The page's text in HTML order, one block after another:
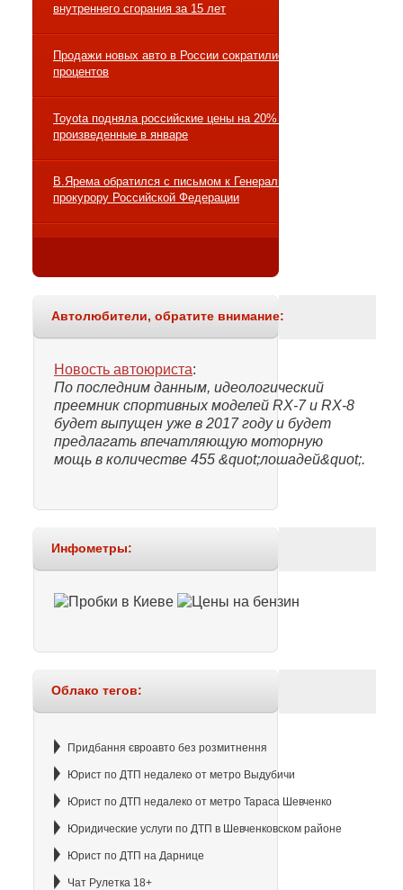
внутреннего сгорания за 15 лет
Продажи новых авто в России сократились на 10
процентов
Toyota подняла российские цены на 20% на авто,
произведенные в январе
В.Ярема обратился с письмом к Генеральному
прокурору Российской Федерации
Автолюбители, обратите внимание:
Новость автоюриста:
По последним данным, идеологический
преемник спортивных моделей RX-7 и RX-8
будет выпущен уже в 2017 году и будет
предлагать впечатляющую моторную
мощь в количестве 455 &quot;лошадей&quot;.
Инфометры:
Облако тегов:
Придбання євроавто без розмитнення
Юрист по ДТП недалеко от метро Выдубичи
Юрист по ДТП недалеко от метро Тараса Шевченко
Юридические услуги по ДТП в Шевченковском районе
Юрист по ДТП на Дарнице
Чат Рулетка 18+